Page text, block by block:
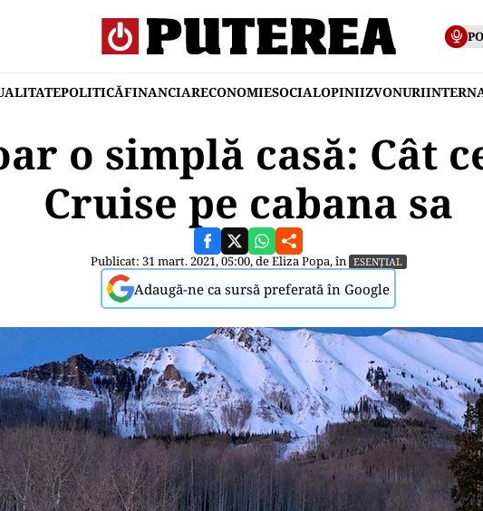
POLITICĂFINANCIARECONOMIESOCIALOPINIIZVONURI
o simplă casă: Cât
Cruise pe cabana sa
Publicat: 31 mart. 2021, 05:00, deEliza Popa, în ESENȚIAL
Adaugă-ne ca sursă preferată în Google